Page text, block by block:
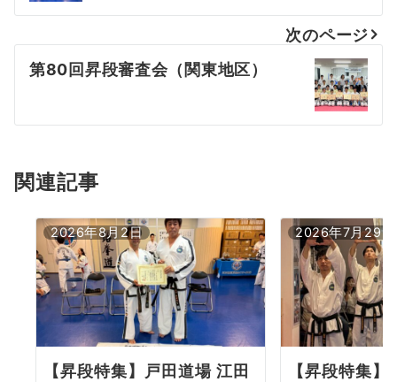
ナ
ビ
ゲ
ョ
ン
次のページ
第80回昇段審査会（関東地区）
関連記事
2026年8月2日
【昇段特集】戸田道場 江田
2026年7月29日
【昇段特集